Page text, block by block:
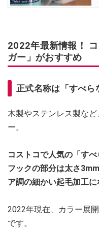
2022年最新情報！
ガー」がおすすめ
正式名称は「すべら
木製やステンレス製な
ー。
コストコで人気の「す
フックの部分は太さ
ア調の細かい起毛加工に
2022年現在、カラー展
です。